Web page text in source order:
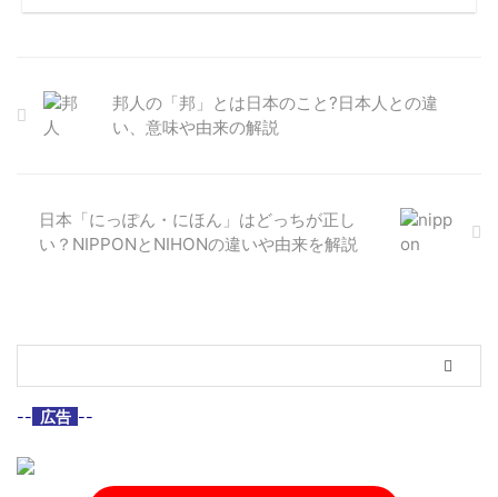
邦人の「邦」とは日本のこと?日本人との違
い、意味や由来の解説
日本「にっぽん・にほん」はどっちが正し
い？NIPPONとNIHONの違いや由来を解説
-- 広告 --